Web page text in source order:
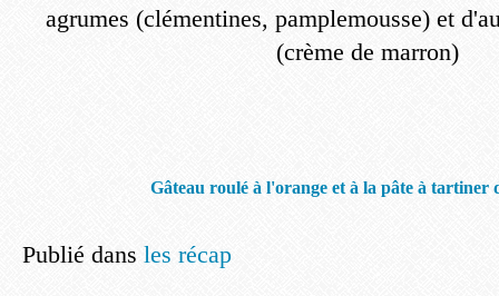
agrumes (clémentines, pamplemousse) et
(crème de marron)
Gâteau roulé à l'orange et à la pâte à tartiner
Publié dans les récap